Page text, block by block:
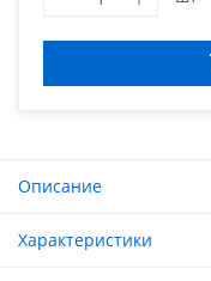
Описание
Характеристики